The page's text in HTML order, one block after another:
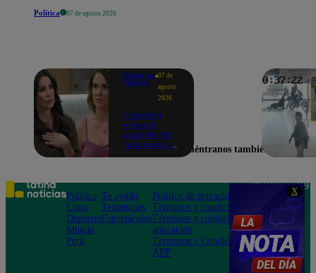
X
Política 07 de agosto 2026
Valentina
Valiente
07 de
agosto
2026
Valentina
Valiente
capítulo 110:
¡Macarena ya
extorsión
contra Frida y
Rodrigo!
Encuéntranos también en
Política
Lima
Deportes
Mundo
Perú
Te ayudo
Tendencias
Espectáculos
Política de privacidad
Términos y condiciones
Términos y condiciones
aplicación
Términos y Condiciones
APP
Teléfono: 219
Av. San
Felipe 968
Jesús María